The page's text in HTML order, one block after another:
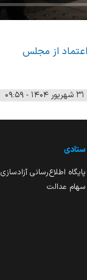
از مجلس
ستادی
پایگاه اطلاع‌رسانی آزادسازی
سهام عدالت